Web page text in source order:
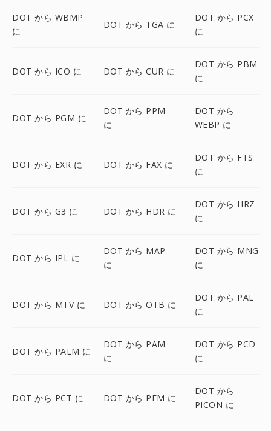
DOT から WBMP
に
DOT から TGA に
DOT から PCX
に
DOT から ICO に DOT から CUR に
DOT から PBM
に
DOT から PGM に
DOT から PPM
に
DOT から
WEBP に
DOT から EXR に DOT から FAX に
DOT から FTS
に
DOT から G3 に DOT から HDR に
DOT から HRZ
に
DOT から IPL に
DOT から MAP
に
DOT から MNG
に
DOT から MTV に DOT から OTB に
DOT から PAL
に
DOT から PALM に
DOT から PAM
に
DOT から PCD
に
DOT から PCT に DOT から PFM に
DOT から
PICON に